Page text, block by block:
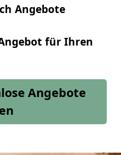
Angebote
für Ihren
Angebote